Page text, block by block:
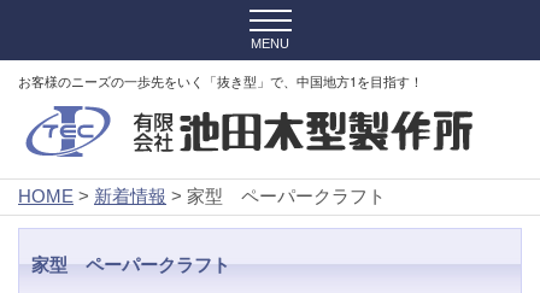
お客様のニーズの一歩先をいく「抜き型」で、中国地方1を目指す！
HOME > 新着情報 > 家型 ペーパークラフト
家型 ペーパークラフト